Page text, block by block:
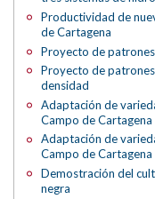
Productividad de
de Cartagena
Proyecto de
Proyecto de
densidad
Adaptación de
Campo de Cartagena
Adaptación de
Campo de Cartagena
Demostración del
negra